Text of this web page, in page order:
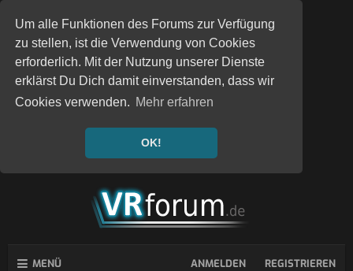
Um alle Funktionen des Forums zur Verfügung
zu stellen, ist die Verwendung von Cookies
erforderlich. Mit der Nutzung unserer Dienste
erklärst Du Dich damit einverstanden, dass wir
Cookies verwenden. Mehr erfahren
OK!
MENÜ ANMELDEN REGISTRIEREN